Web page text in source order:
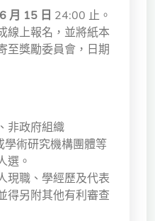
月 15 日 24:00 止。
線上報名，並將紙本
至獎勵委員會，日期
非政府組織
學術研究機構團體等
選。
現職、學經歷及代表
得另附其他有利審查